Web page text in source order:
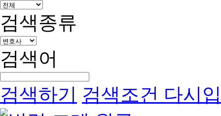
검색종류
검색어
검색하기 검색조건 다시